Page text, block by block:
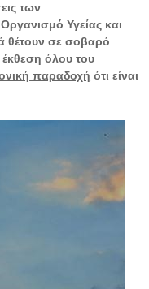
των
Υγείας και
θέτουν σε σοβαρό
έκθεση όλου του
παραδοχή ότι είναι